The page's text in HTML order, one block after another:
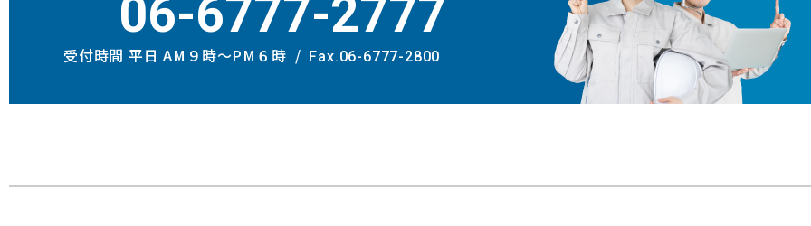
06-6777-2777
受付時間 平日 AM９時〜PM６時 Fax.06-6777-2800